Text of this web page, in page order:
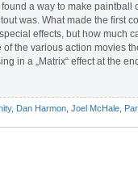
a way to make paintball
was. What made the first
effects, but how much
the various action movies
in a „Matrix“ effect at the
, Dan Harmon Joel McHale